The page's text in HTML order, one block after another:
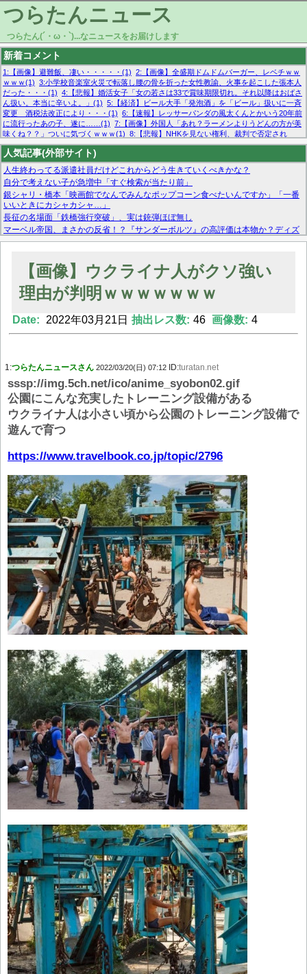
つらたんニュース
つらたん(´・ω・`)...なニュースをお届けします
新着コメント
1:【画像】避難飯、凄い・・・・・(1) 2:【画像】全盛期ドムドムバーガー、レベチｗｗ
ｗｗｗ(1) 3:小学校音楽室火災で転落し腰の骨を折った女性教諭、火事を起こした張本人
だった・・・(1) 4:【悲報】婚活女子「女の若さは33で賞味期限切れ。それ以降はおばさ
ん扱い。本当に辛いよ。」(1) 5:【経済】ビール大手「発泡酒」を「ビール」扱いに一斉
変更 酒税法改正により・・・(1) 6:【速報】レッサーパンダの風太くんとかいう20年前
に流行ったあの子、遂に……(1) 7:【画像】外国人「あれ？ラーメンよりうどんの方が美
味くね？？」ついに気づくｗｗｗ(1) 8:【悲報】NHKを見ない権利、裁判で否定され
る・・・(1) 9:欧州委員長「原発縮小は間違いでした」(1) 10:【悲報】日本企業の人手不
足、限界突破 52%「正社員も足りてません…」(1)
人気記事(外部サイト)
人生終わってる派遣社員だけどこれからどう生きていくべきかな？
自分で考えない子が急増中「すぐ検索が当たり前」
銀シャリ・橋本「映画館でなんでみんなポップコーン食べたいんですか」「一番
いいときにカシャカシャ…」
長征の名場面「鉄橋強行突破」、実は銃弾ほぼ無し
マーベル帝国、まさかの反省！？『サンダーボルツ』の高評価は本物か？ディズ
ニーCEOの「量より質」宣言の裏で渦巻くファンの本音とMCUの未来を徹底考
【モー娘。石田亜佑美】ファーストテイク出演も新規獲得ならず？北川莉央が1
【画像あり】FacebookとかTwitterで拾ったエロ画像貼ってくよ
【画像】ウクライナ人がクソ強い
理由が判明ｗｗｗｗｗｗｗ
Date: 2022年03月21日 抽出レス数: 46 画像数: 4
1:つらたんニュースさん 2022/03/20(日) 07:12 ID:turatan.net
sssp://img.5ch.net/ico/anime_syobon02.gif
公園にこんな充実したトレーニング設備がある
ウクライナ人は小さい頃から公園のトレーニング設備で
遊んで育つ
https://www.travelbook.co.jp/topic/2796